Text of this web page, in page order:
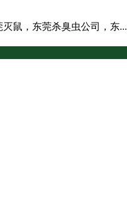
鼠，东莞杀臭虫公司，东...